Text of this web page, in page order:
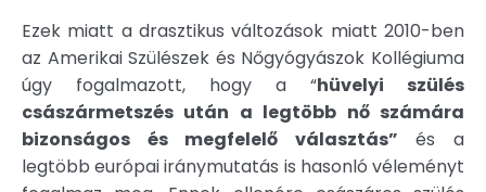
Ezek miatt a drasztikus változások miatt 2010-ben
az Amerikai Szülészek és Nőgyógyászok Kollégiuma
úgy fogalmazott, hogy a “hüvelyi szülés
császármetszés után a legtöbb nő számára
bizonságos és megfelelő választás” és a
legtöbb európai iránymutatás is hasonló véleményt